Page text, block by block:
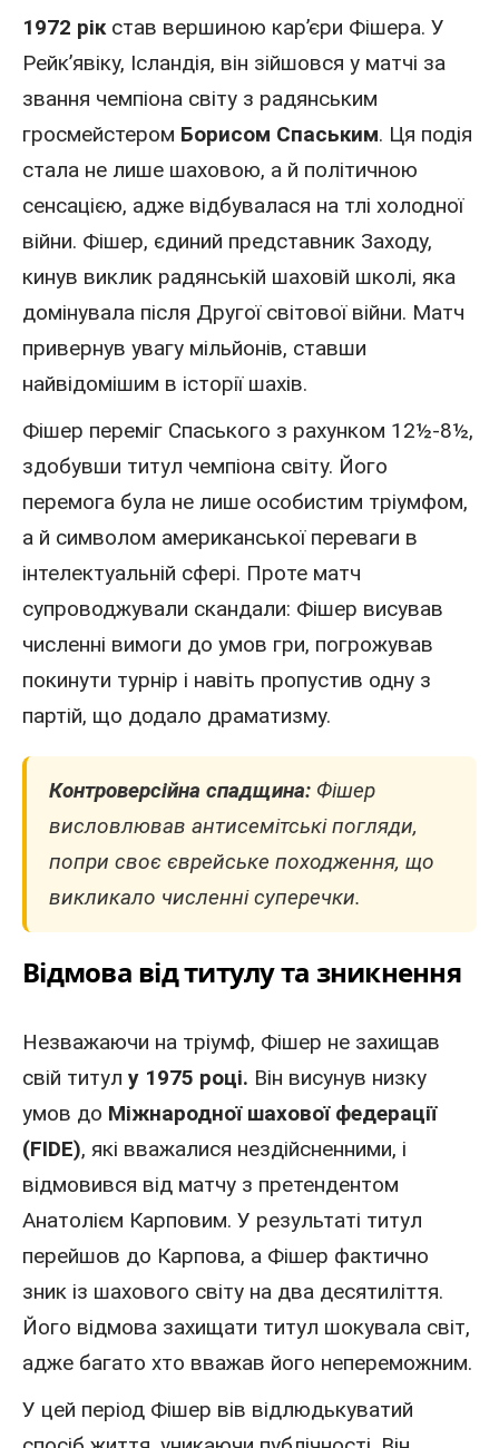
1972 рікстав вершиною кар’єри Фішера. У
Рейк’явіку, Ісландія, він зійшовся у матчі за
звання чемпіона світу з радянським
гросмейстером Борисом Спаським. Ця подія
стала не лише шаховою, а й політичною
сенсацією, адже відбувалася на тлі холодної
війни. Фішер, єдиний представник Заходу,
кинув виклик радянській шаховій школі, яка
домінувала після Другої світової війни. Матч
привернув увагу мільйонів, ставши
найвідомішим в історії шахів.
Фішер переміг Спаського з рахунком 12½-8½,
здобувши титул чемпіона світу. Його
перемога була не лише особистим тріумфом,
а й символом американської переваги в
інтелектуальній сфері. Проте матч
супроводжували скандали: Фішер висував
численні вимоги до умов гри, погрожував
покинути турнір і навіть пропустив одну з
партій, що додало драматизму.
Контроверсійна спадщина: Фішер
висловлював антисемітські погляди,
попри своє єврейське походження, що
викликало численні суперечки.
Відмова від титулу та зникнення
Незважаючи на тріумф, Фішер не захищав
свій титул у 1975 році. Він висунув низку
умов до Міжнародної шахової федерації
(FIDE), які вважалися нездійсненними, і
відмовився від матчу з претендентом
Анатолієм Карповим. У результаті титул
перейшов до Карпова, а Фішер фактично
зник із шахового світу на два десятиліття.
Його відмова захищати титул шокувала світ,
адже багато хто вважав його непереможним.
У цей період Фішер вів відлюдькуватий